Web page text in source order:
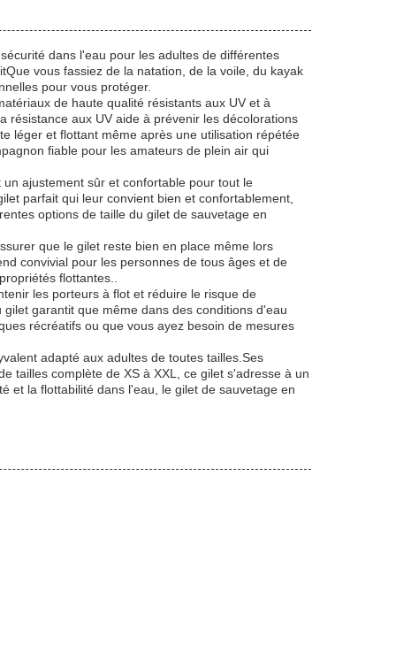
dans l'eau pour les adultes de différentes
vous fassiez de la natation, de la voile, du kayak
pour vous protéger.
de haute qualité résistants aux UV et à
résistance aux UV aide à prévenir les décolorations
léger et flottant même après une utilisation répétée
fiable pour les amateurs de plein air qui
ajustement sûr et confortable pour tout le
parfait qui leur convient bien et confortablement,
options de taille du gilet de sauvetage en
que le gilet reste bien en place même lors
convivial pour les personnes de tous âges et de
flottantes..
les porteurs à flot et réduire le risque de
garantit que même dans des conditions d'eau
récréatifs ou que vous ayez besoin de mesures
adapté aux adultes de toutes tailles.Ses
tailles complète de XS à XXL, ce gilet s'adresse à un
et la flottabilité dans l'eau, le gilet de sauvetage en